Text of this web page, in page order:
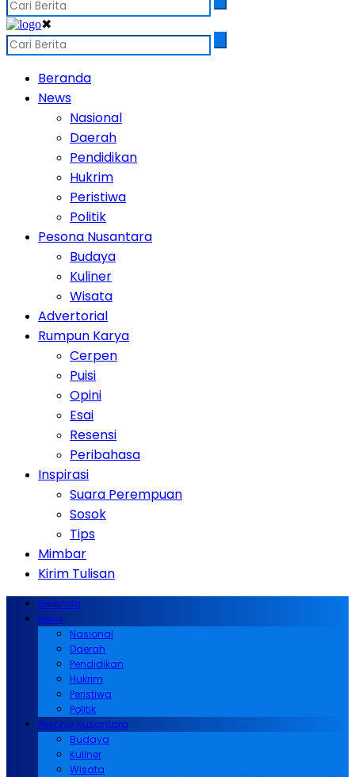
✖
Beranda
News
Nasional
Daerah
Pendidikan
Hukrim
Peristiwa
Politik
Pesona Nusantara
Budaya
Kuliner
Wisata
Advertorial
Rumpun Karya
Cerpen
Puisi
Opini
Esai
Resensi
Peribahasa
Inspirasi
Suara Perempuan
Sosok
Tips
Mimbar
Kirim Tulisan
Beranda
News
Nasional
Daerah
Pendidikan
Hukrim
Peristiwa
Politik
Pesona Nusantara
Budaya
Kuliner
Wisata